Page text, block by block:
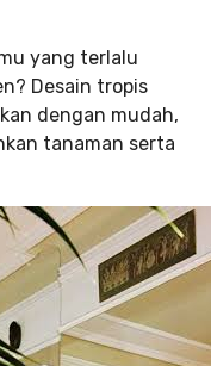
yang terlalu
Desain tropis
dengan mudah,
tanaman serta